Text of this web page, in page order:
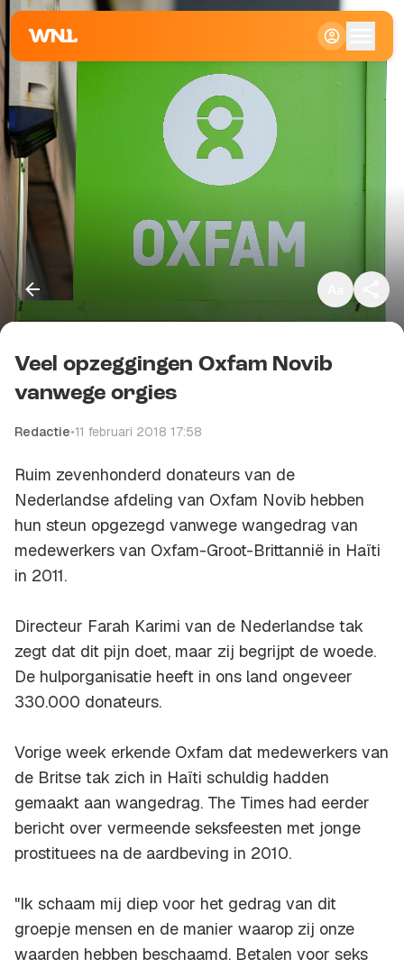
Standaard
Groot
Kopieer link
Veel opzeggingen Oxfam Novib
vanwege orgies
Redactie•11 februari 2018 17:58
Ruim zevenhonderd donateurs van de
Nederlandse afdeling van Oxfam Novib hebben
hun steun opgezegd vanwege wangedrag van
medewerkers van Oxfam-Groot-Brittannië in Haïti
in 2011.
Directeur Farah Karimi van de Nederlandse tak
zegt dat dit pijn doet, maar zij begrijpt de woede.
De hulporganisatie heeft in ons land ongeveer
330.000 donateurs.
Vorige week erkende Oxfam dat medewerkers van
de Britse tak zich in Haïti schuldig hadden
gemaakt aan wangedrag. The Times had eerder
bericht over vermeende seksfeesten met jonge
prostituees na de aardbeving in 2010.
"Ik schaam mij diep voor het gedrag van dit
groepje mensen en de manier waarop zij onze
waarden hebben beschaamd. Betalen voor seks